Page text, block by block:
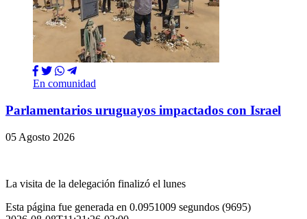
En comunidad
Parlamentarios uruguayos impactados con Israel
05 Agosto 2026
La visita de la delegación finalizó el lunes
Esta página fue generada en 0.0951009 segundos (9695)